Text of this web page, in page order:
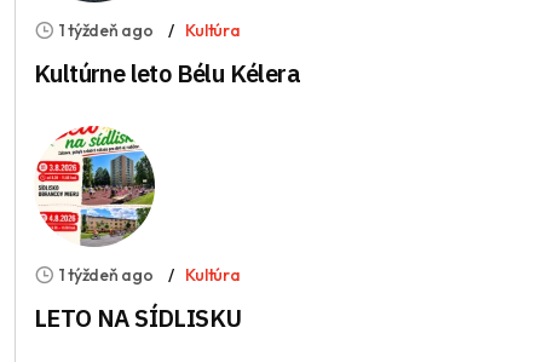
1 týždeň ago Kultúra
Kultúrne leto Bélu Kélera
1 týždeň ago Kultúra
LETO NA SÍDLISKU